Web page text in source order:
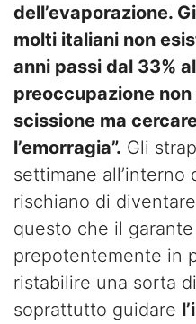
dell’evaporazione.
molti italiani non
anni passi dal 33%
preoccupazione
scissione ma
l’emorragia”. Gli
settimane all’interno
rischiano di
questo che il
prepotentemente in
ristabilire una sorta
soprattutto guidare